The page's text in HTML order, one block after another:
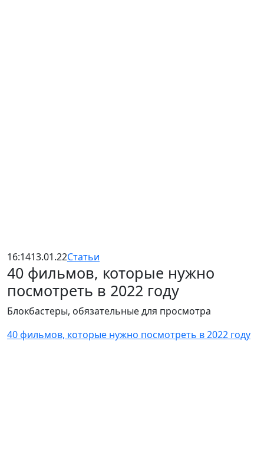
16:1413.01.22Статьи
40 фильмов, которые нужно
посмотреть в 2022 году
Блокбастеры, обязательные для просмотра
40 фильмов, которые нужно посмотреть в 2022 году